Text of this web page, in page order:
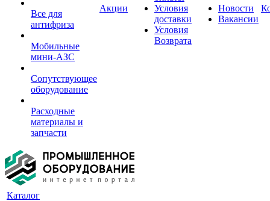
Все для
антифриза
Мобильные
мини-АЗС
Сопутствующее
оборудование
Расходные
материалы и
запчасти
Акции
Условия
доставки
Условия
Возврата
Новости
Вакансии
Каталог